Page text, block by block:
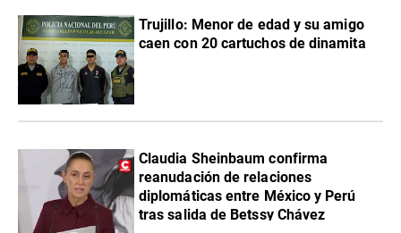
Trujillo: Menor de edad y su amigo
caen con 20 cartuchos de dinamita
Claudia Sheinbaum confirma
reanudación de relaciones
diplomáticas entre México y Perú
tras salida de Betssy Chávez